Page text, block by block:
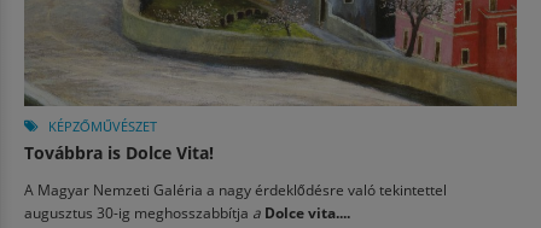
KÉPZŐMŰVÉSZET
Továbbra is Dolce Vita!
A Magyar Nemzeti Galéria a nagy érdeklődésre való tekintettel
augusztus 30-ig meghosszabbítja a Dolce vita....